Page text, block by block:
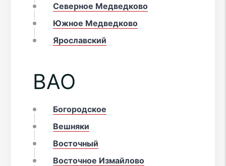
Северное Медведково
Южное Медведково
Ярославский
ВАО
Богородское
Вешняки
Восточный
Восточное Измайлово